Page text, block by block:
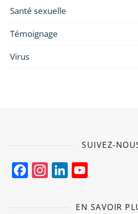
Santé sexuelle
Témoignage
Virus
SUIVEZ-
Facebook
Instagram
LinkedIn
EN SAVOIR